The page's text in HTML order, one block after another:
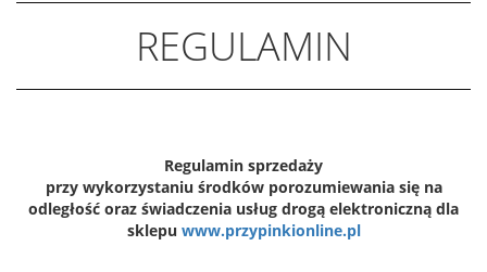
REGULAMIN
Regulamin sprzedaży
przy wykorzystaniu środków porozumiewania się na
odległość oraz świadczenia usług drogą elektroniczną dla
sklepu www.przypinkionline.pl